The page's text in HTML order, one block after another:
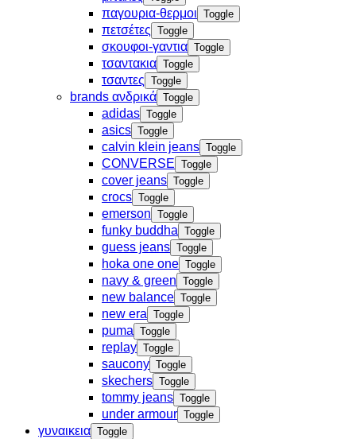
παγουρια-θερμοι Toggle
πετσέτες Toggle
σκουφοι-γαντια Toggle
τσαντακια Toggle
τσαντες Toggle
brands ανδρικά Toggle
adidas Toggle
asics Toggle
calvin klein jeans Toggle
CONVERSE Toggle
cover jeans Toggle
crocs Toggle
emerson Toggle
funky buddha Toggle
guess jeans Toggle
hoka one one Toggle
navy & green Toggle
new balance Toggle
new era Toggle
puma Toggle
replay Toggle
saucony Toggle
skechers Toggle
tommy jeans Toggle
under armour Toggle
γυναικεια Toggle